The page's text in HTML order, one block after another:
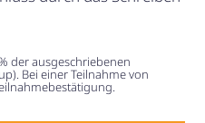
der ausgeschriebenen
Bei einer Teilnahme von